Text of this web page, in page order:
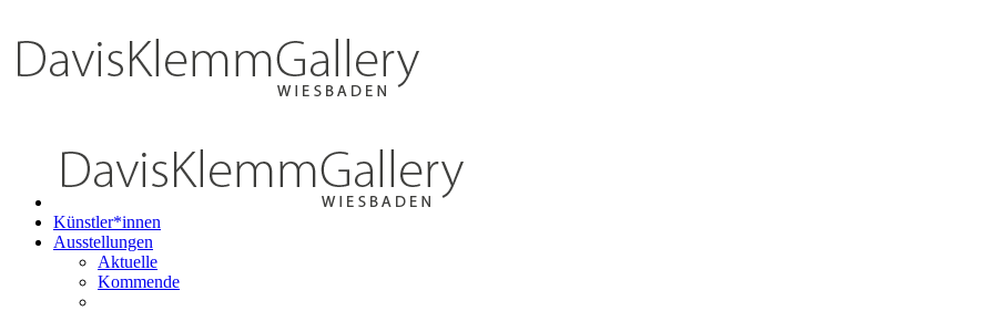
Künstler*innen
Ausstellungen
Aktuelle
Kommende